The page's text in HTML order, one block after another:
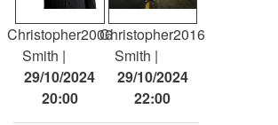
Christopher
Smith
2006
29/10/2024
20:00
Christopher
Smith
2016
29/10/2024
22:00